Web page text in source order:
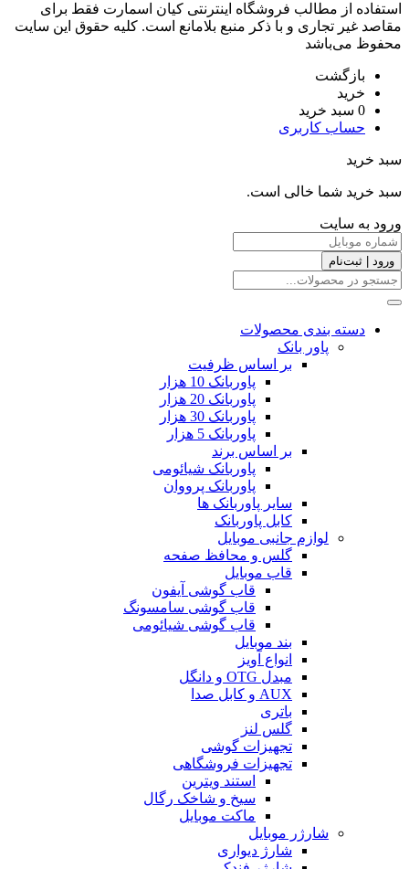
استفاده از مطالب فروشگاه اینترنتی کیان اسمارت فقط برای
مقاصد غیر تجاری و با ذکر منبع بلامانع است. کليه حقوق اين سايت
محفوظ می‌باشد
بازگشت
خرید
0 سبد خرید
حساب کاربری
سبد خرید
سبد خرید شما خالی است.
ورود به سایت
ورود | ثبت‌نام
دسته بندی محصولات
پاور بانک
بر اساس ظرفیت
پاوربانک 10 هزار
پاوربانک 20 هزار
پاوربانک 30 هزار
پاوربانک 5 هزار
بر اساس برند
پاوربانک شیائومی
پاوربانک پرووان
سایر پاوربانک ها
کابل پاوربانک
لوازم جانبی موبایل
گلس و محافظ صفحه
قاب موبایل
قاب گوشی آیفون
قاب گوشی سامسونگ
قاب گوشی شیائومی
بند موبایل
انواع آویز
مبدل OTG و دانگل
AUX و کابل صدا
باتری
گلس لنز
تجهیزات گوشی
تجهیزات فروشگاهی
استند ویترین
سیخ و شاخک رگال
ماکت موبایل
شارژر موبایل
شارژ دیواری